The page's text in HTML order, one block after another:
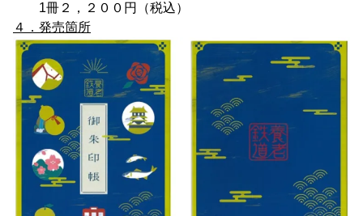
1冊２，２００円（税込）
４．発売箇所